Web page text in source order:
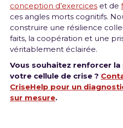
conception d’exercices et de
ces angles morts cognitifs.
construire une résilience
faits, la coopération et une
véritablement éclairée.
Vous souhaitez renforcer
votre cellule de crise ?
CriseHelp pour un
sur mesure.